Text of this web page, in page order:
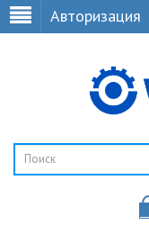
Авторизация